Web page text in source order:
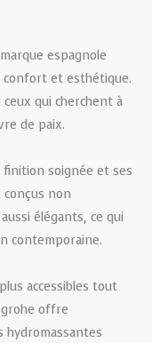
espagnole
confort et esthétique.
qui cherchent à
de paix.
soignée et ses
non
élégants, ce qui
contemporaine.
accessibles tout
offre
hydromassantes